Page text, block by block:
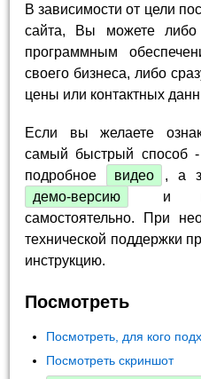
В зависимости от цели
сайта, Вы можете либо
программным
своего бизнеса, либо
цены или контактных
Если вы желаете
самый быстрый способ -
подробное
видео
, а
демо-версию
и
самостоятельно. При
технической поддержки
инструкцию.
Посмотреть
Посмотреть, для кого
Посмотреть скриншот